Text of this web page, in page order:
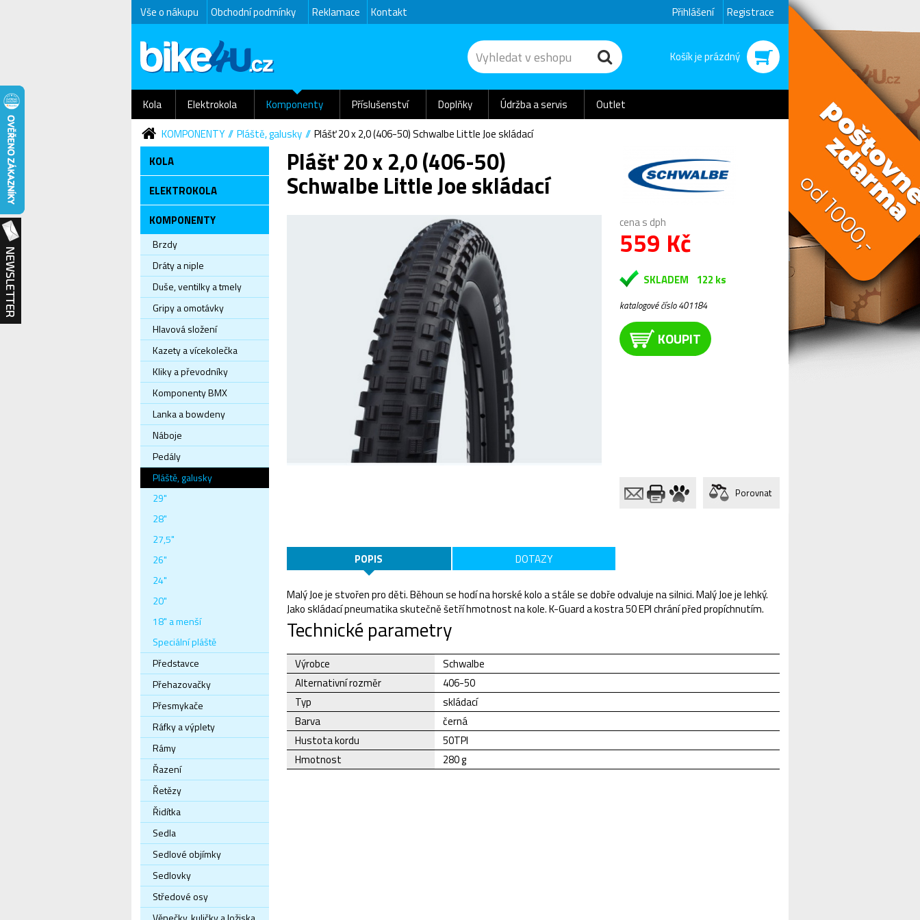
Vše o nákupu Obchodní podmínky Reklamace Kontakt Přihlášení Registrace
Košík je prázdný
Kola Elektrokola Komponenty Příslušenství Doplňky Údržba a servis
Outlet
KOMPONENTY
Pláště, galusky
Plášť 20 x 2,0 (406-50) Schwalbe Little Joe skládací
KOLA
ELEKTROKOLA
KOMPONENTY
Brzdy
Dráty a niple
Duše, ventilky a tmely
Gripy a omotávky
Hlavová složení
Kazety a vícekolečka
Kliky a převodníky
Komponenty BMX
Lanka a bowdeny
Náboje
Pedály
Pláště, galusky
29"
28"
27,5"
26"
24"
20"
18" a menší
Speciální pláště
Představce
Přehazovačky
Přesmykače
Ráfky a výplety
Rámy
Řazení
Řetězy
Řidítka
Sedla
Sedlové objímky
Sedlovky
Středové osy
Plášť 20 x 2,0 (406-50)
Schwalbe Little Joe skládací
cena s dph
559 Kč
SKLADEM 122 ks
katalogové číslo 401184
KOUPIT
Porovnat
POPIS DOTAZY
Malý Joe je stvořen pro děti. Běhoun se hodí na horské kolo a stále se dobře odvaluje na silnici. Malý Joe je lehký.
Jako skládací pneumatika skutečně šetří hmotnost na kole. K-Guard a kostra 50 EPI chrání před propíchnutím.
Technické parametry
Výrobce
Schwalbe
Alternativní rozměr
406-50
Typ
skládací
Barva
černá
Hustota kordu
50TPI
Hmotnost
280 g